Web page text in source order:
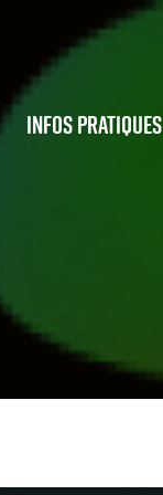
Infos pratiques